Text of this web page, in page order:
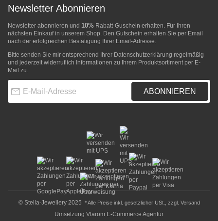
Newsletter Abonnieren
Newsletter abonnieren und 10% Rabatt-Guschein erhalten. Für Ihren
nächsten Einkauf in unserem Shop. Den Gutschein erhalten Sie per Email
nach der erfolgreichen Bestätigung Ihrer Email-Adresse.
Bitte senden Sie mir entsprechend Ihrer Datenschutzerklärung regelmäßig
und jederzeit widerruflich Informationen zu Ihrem Produktsortiment per E-
Mail zu.
ABONNIEREN
© Stella-Jewellery 2025 * Alle Preise inkl. gesetzlicher USt., zzgl. Versand
Umsetzung Vlarom E-Commerce Agentur